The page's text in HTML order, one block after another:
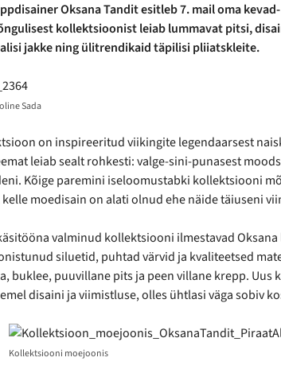
Oksana Tandit esitleb 7. mail oma
kollektsioonist leiab lummavat pitsi,
jakke ning ülitrendikaid täpilisi pliiatskleite.
Sada
on inspireeritud viikingite legendaarsest
leiab sealt rohkesti: valge-sini-punasest
Kõige paremini iseloomustabki kollektsiooni
moedisain on alati olnud ehe näide täiuseni
valminud kollektsiooni ilmestavad
siluetid, puhtad värvid ja kvaliteetsed
buklee, puuvillane pits ja peen villane krepp.
disaini ja viimistluse, olles ühtlasi väga sobiv
Kollektsiooni moejoonis